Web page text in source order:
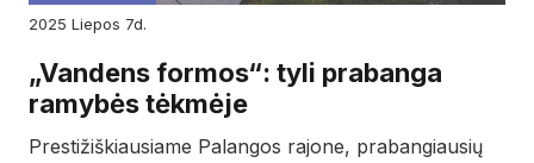
2025
liepos 7d.
„Vandens formos“: tyli prabanga
ramybės tėkmėje
Prestižiškiausiame Palangos rajone, prabangiausių